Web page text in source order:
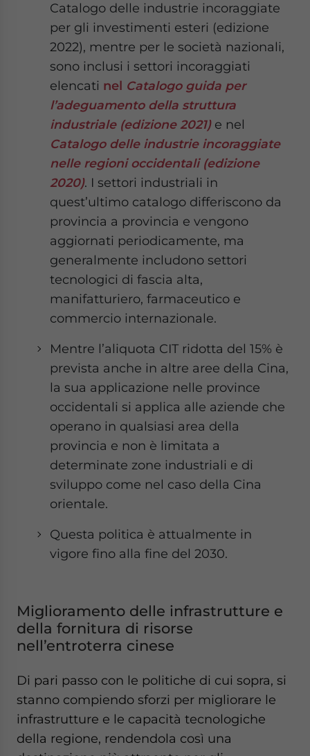
Catalogo delle industrie incoraggiate
per gli investimenti esteri (edizione
2022), mentre per le società nazionali,
sono inclusi i settori incoraggiati
elencati nel Catalogo guida per
l’adeguamento della struttura
industriale (edizione 2021) e nel
Catalogo delle industrie incoraggiate
nelle regioni occidentali (edizione
2020). I settori industriali in
quest’ultimo catalogo differiscono da
provincia a provincia e vengono
aggiornati periodicamente, ma
generalmente includono settori
tecnologici di fascia alta,
manifatturiero, farmaceutico e
commercio internazionale.
Mentre l’aliquota CIT ridotta del 15% è
prevista anche in altre aree della Cina,
la sua applicazione nelle province
occidentali si applica alle aziende che
operano in qualsiasi area della
provincia e non è limitata a
determinate zone industriali e di
sviluppo come nel caso della Cina
orientale.
Questa politica è attualmente in
vigore fino alla fine del 2030.
Miglioramento delle infrastrutture e
della fornitura di risorse
nell’entroterra cinese
Di pari passo con le politiche di cui sopra, si
stanno compiendo sforzi per migliorare le
infrastrutture e le capacità tecnologiche
della regione, rendendola così una